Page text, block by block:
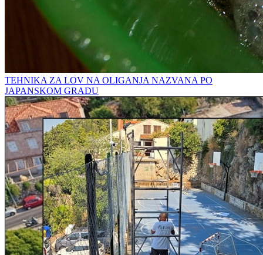
TEHNIKA ZA LOV NA OLIGANJA NAZVANA PO
JAPANSKOM GRADU